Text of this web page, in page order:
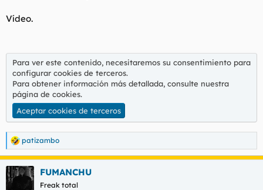
Vídeo.
Para ver este contenido, necesitaremos su consentimiento para
configurar cookies de terceros.
Para obtener información más detallada, consulte nuestra
página de cookies.
Aceptar cookies de terceros
R
e
a
c
c
patizambo
FUMANCHU
Freak total